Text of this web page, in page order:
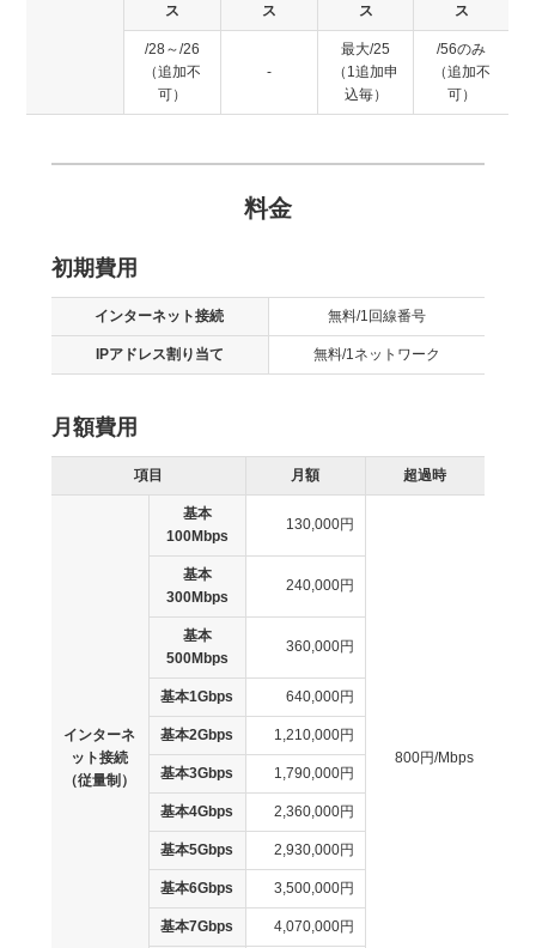
ス
ス
ス
ス
/28～/26
（追加不
可）
-
最大/25
（1追加申
込毎）
/56のみ
（追加不
可）
料金
初期費用
インターネット接続 無料/1回線番号
IPアドレス割り当て 無料/1ネットワーク
月額費用
項目 月額 超過時
インターネ
ット接続
（従量制）
基本
100Mbps
130,000円
800円/Mbps
基本
300Mbps
240,000円
基本
500Mbps
360,000円
基本1Gbps 640,000円
基本2Gbps 1,210,000円
基本3Gbps 1,790,000円
基本4Gbps 2,360,000円
基本5Gbps 2,930,000円
基本6Gbps 3,500,000円
基本7Gbps 4,070,000円